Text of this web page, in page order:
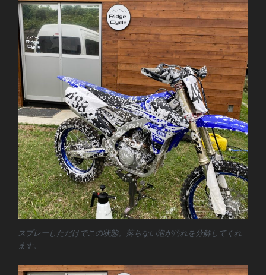
スプレーしただけでこの状態。落ちない泡が汚れを分解してくれ
ます。